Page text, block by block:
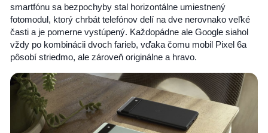
smartfónu sa bezpochyby stal horizontálne umiestnený
fotomodul, ktorý chrbát telefónov delí na dve nerovnako veľké
časti a je pomerne vystúpený. Každopádne ale Google siahol
vždy po kombinácii dvoch farieb, vďaka čomu mobil Pixel 6a
pôsobí striedmo, ale zároveň originálne a hravo.